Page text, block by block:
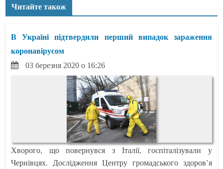
Читайте також
В Україні підтвердили перший випадок зараження
коронавірусом
03 березня 2020 о 16:26
Хворого, що повернувся з Італії, госпіталізували у
Чернівцях. Дослідження Центру громадського здоров’я